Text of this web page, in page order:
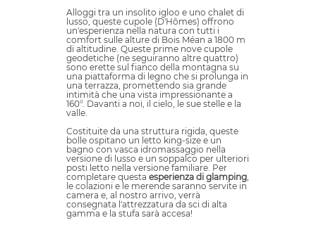
Alloggi tra un insolito igloo e uno chalet di
lusso, queste cupole (D'Hômes) offrono
un'esperienza nella natura con tutti i
comfort sulle alture di Bois Méan a 1800 m
di altitudine. Queste prime nove cupole
geodetiche (ne seguiranno altre quattro)
sono erette sul fianco della montagna su
una piattaforma di legno che si prolunga in
una terrazza, promettendo sia grande
intimità che una vista impressionante a
160°. Davanti a noi, il cielo, le sue stelle e la
valle.
Costituite da una struttura rigida, queste
bolle ospitano un letto king-size e un
bagno con vasca idromassaggio nella
versione di lusso e un soppalco per ulteriori
posti letto nella versione familiare. Per
completare questa esperienza di glamping
le colazioni e le merende saranno servite in
camera e, al nostro arrivo, verrà
consegnata l'attrezzatura da sci di alta
gamma e la stufa sarà accesa!